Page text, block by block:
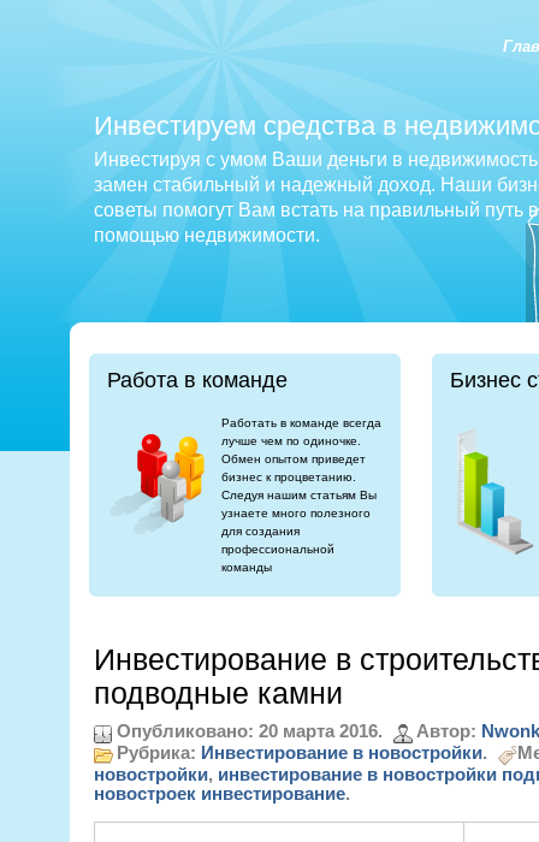
Инвестируем средства в
Инвестируя с умом Ваши деньги в
замен стабильный и надежный доход. Наши
советы помогут Вам встать на правильный путь
помощью недвижимости.
Работа в команде
Работать в команде всегда
лучше чем по одиночке.
Обмен опытом приведет
бизнес к процветанию.
Следуя нашим статьям Вы
узнаете много полезного
для создания
профессиональной
команды
Бизнес
Инвестирование в
подводные камни
Опубликовано: 20 марта 2016. Автор:
Рубрика: Инвестирование в новостройки.
новостройки, инвестирование в новостройки
новостроек инвестирование.